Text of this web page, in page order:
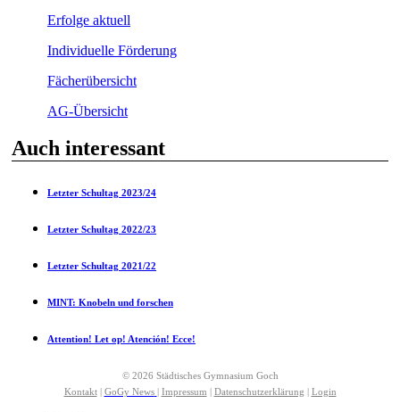
Erfolge aktuell
Individuelle Förderung
Fächerübersicht
AG-Übersicht
Auch interessant
Letzter Schultag 2023/24
Letzter Schultag 2022/23
Letzter Schultag 2021/22
MINT: Knobeln und forschen
Attention! Let op! Atención! Ecce!
© 2026 Städtisches Gymnasium Goch
Kontakt| GoGy News Impressum Datenschutzerklärung Login